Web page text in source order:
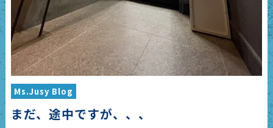
Ms.Jusy Blog
まだ、途中ですが、、、